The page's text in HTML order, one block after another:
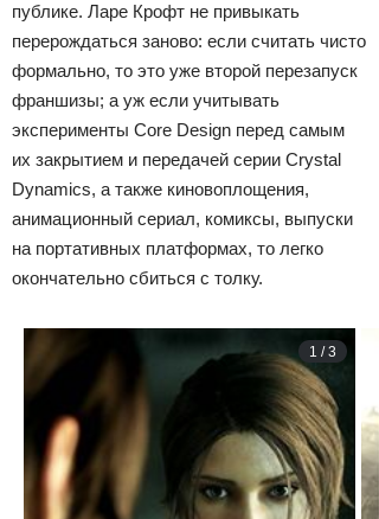
публике. Ларе Крофт не привыкать
перерождаться заново: если считать чисто
формально, то это уже второй перезапуск
франшизы; а уж если учитывать
эксперименты Core Design перед самым
их закрытием и передачей серии Crystal
Dynamics, а также киновоплощения,
анимационный сериал, комиксы, выпуски
на портативных платформах, то легко
окончательно сбиться с толку.
1 /3